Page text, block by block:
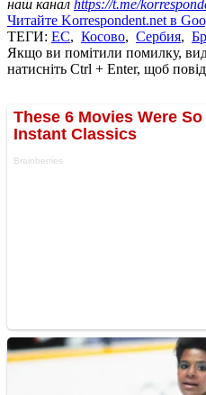
наш канал https://t.me/
Читайте Korrespondent.net в
ТЕГИ: ЕС, Косово, Сербия,
Якщо ви помітили помилку,
натисніть Ctrl + Enter, щоб